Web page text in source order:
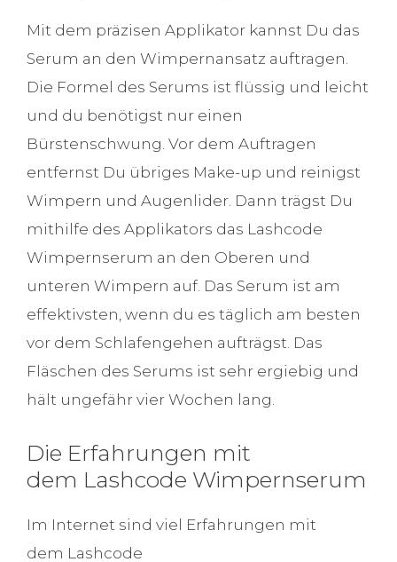
Mit dem präzisen Applikator kannst Du das
Serum an den Wimpernansatz auftragen.
Die Formel des Serums ist flüssig und leicht
und du benötigst nur einen
Bürstenschwung. Vor dem Auftragen
entfernst Du übriges Make-up und reinigst
Wimpern und Augenlider. Dann trägst Du
mithilfe des Applikators das Lashcode
Wimpernserum an den Oberen und
unteren Wimpern auf. Das Serum ist am
effektivsten, wenn du es täglich am besten
vor dem Schlafengehen aufträgst. Das
Fläschen des Serums ist sehr ergiebig und
hält ungefähr vier Wochen lang.
Die Erfahrungen mit
dem Lashcode Wimpernserum
Im Internet sind viel Erfahrungen mit
dem Lashcode